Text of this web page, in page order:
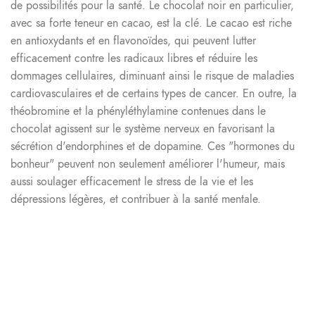
de possibilités pour la santé. Le chocolat noir en particulier,
avec sa forte teneur en cacao, est la clé. Le cacao est riche
en antioxydants et en flavonoïdes, qui peuvent lutter
efficacement contre les radicaux libres et réduire les
dommages cellulaires, diminuant ainsi le risque de maladies
cardiovasculaires et de certains types de cancer. En outre, la
théobromine et la phényléthylamine contenues dans le
chocolat agissent sur le système nerveux en favorisant la
sécrétion d'endorphines et de dopamine. Ces "hormones du
bonheur" peuvent non seulement améliorer l'humeur, mais
aussi soulager efficacement le stress de la vie et les
dépressions légères, et contribuer à la santé mentale.